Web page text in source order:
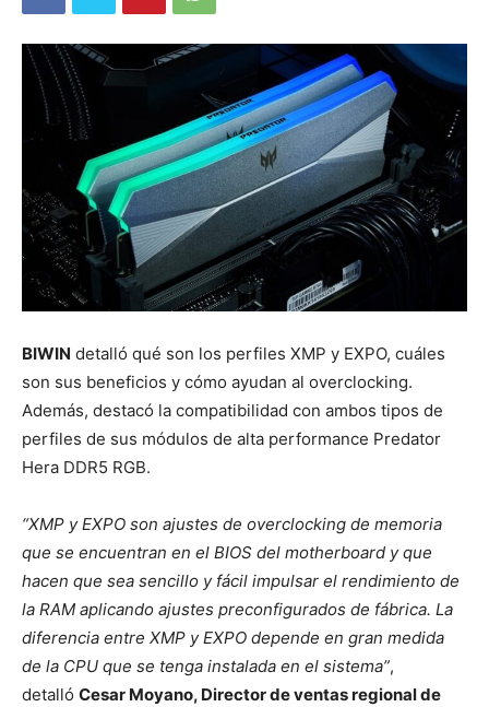
BIWIN detalló qué son los perfiles XMP y EXPO, cuáles
son sus beneficios y cómo ayudan al overclocking.
Además, destacó la compatibilidad con ambos tipos de
perfiles de sus módulos de alta performance Predator
Hera DDR5 RGB.
“XMP y EXPO son ajustes de overclocking de memoria
que se encuentran en el BIOS del motherboard y que
hacen que sea sencillo y fácil impulsar el rendimiento de
la RAM aplicando ajustes preconfigurados de fábrica. La
diferencia entre XMP y EXPO depende en gran medida
de la CPU que se tenga instalada en el sistema”,
detalló Cesar Moyano, Director de ventas regional de